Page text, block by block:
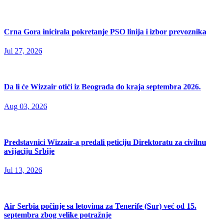
Crna Gora inicirala pokretanje PSO linija i izbor prevoznika
Jul 27, 2026
Da li će Wizzair otići iz Beograda do kraja septembra 2026.
Aug 03, 2026
Predstavnici Wizzair-a predali peticiju Direktoratu za civilnu
avijaciju Srbije
Jul 13, 2026
Air Serbia počinje sa letovima za Tenerife (Sur) već od 15.
septembra zbog velike potražnje